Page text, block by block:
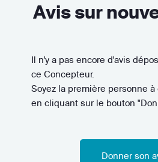
Avis sur
Il n'y a pas encore d'avis
ce Concepteur.
Soyez la première personne à
en cliquant sur le bouton
Donner son